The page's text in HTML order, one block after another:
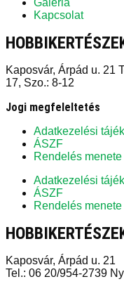
Galéria
Kapcsolat
Kaposvár, Árpád u. 21
17, Szo.: 8-12
Jogi megfeleltetés
Adatkezelési
ÁSZF
Rendelés menete
Adatkezelési
ÁSZF
Rendelés menete
Kaposvár, Árpád u. 21
Tel.: 06 20/954-2739